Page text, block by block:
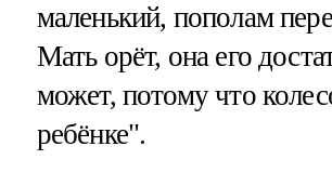
маленький, пополам
Мать орёт, она его
может, потому что
ребёнке".